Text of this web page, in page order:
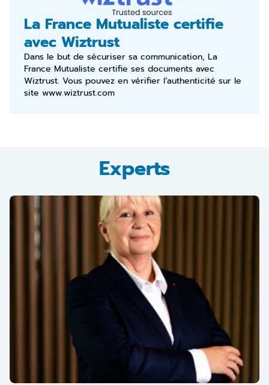
La France Mutualiste certifie
avec Wiztrust
Dans le but de sécuriser sa communication, La
France Mutualiste certifie ses documents avec
Wiztrust. Vous pouvez en vérifier l’authenticité sur le
site www.wiztrust.com
Experts